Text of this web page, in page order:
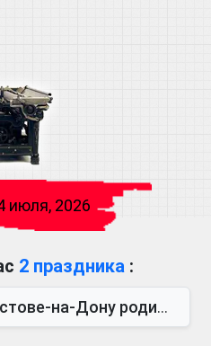
июля, 2026
2 праздника :
Глушков. Под руководством Виктора Михайло...